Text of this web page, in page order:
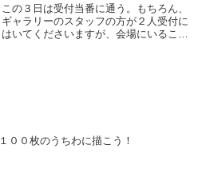
この３日は受付当番に通う。もちろん、
ギャラリーのスタッフの方が２人受付に
はいてくださいますが、会場にいること
１００枚のうちわに描こう！